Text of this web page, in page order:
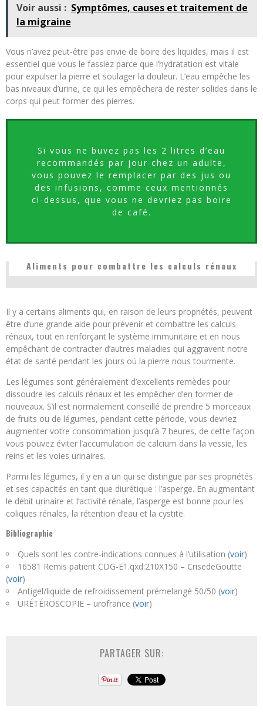
Voir aussi : Symptômes, causes et traitement de
la migraine
Vous n’avez peut-être pas envie de boire des liquides, mais il est
essentiel que vous le fassiez parce que l’hydratation est vitale
pour expulser la pierre et soulager la douleur. L’eau empêche les
bas niveaux d’urine, ce qui les empêchera de rester solides dans le
corps qui peut former des pierres.
Si vous ne buvez pas les 2 litres d’eau
recommandés par jour chez un adulte,
vous pouvez le remplacer par des jus ou
des infusions, comme ceux mentionnés
ci-dessus, que vous ne devriez pas boire
de café.
Aliments pour combattre les calculs rénaux
Il y a certains aliments qui, en raison de leurs propriétés, peuvent
être d’une grande aide pour prévenir et combattre les calculs
rénaux, tout en renforçant le système immunitaire et en nous
empêchant de contracter d’autres maladies qui aggravent notre
état de santé pendant les jours où la pierre nous tourmente.
Les légumes sont généralement d’excellents remèdes pour
dissoudre les calculs rénaux et les empêcher d’en former de
nouveaux. S’il est normalement conseillé de prendre 5 morceaux
de fruits ou de légumes, pendant cette période, vous devriez
augmenter votre consommation jusqu’à 7 heures, de cette façon
vous pouvez éviter l’accumulation de calcium dans la vessie, les
reins et les voies urinaires.
Parmi les légumes, il y en a un qui se distingue par ses propriétés
et ses capacités en tant que diurétique : l’asperge. En augmentant
le débit urinaire et l’activité rénale, l’asperge est bonne pour les
coliques rénales, la rétention d’eau et la cystite.
Bibliographie
Quels sont les contre-indications connues à l’utilisation (voir)
16581 Remis patient CDG-E1.qxd:210X150 – CrisedeGoutte
(voir)
Antigel/liquide de refroidissement prémelangé 50/50 (voir)
URÉTÉROSCOPIE – urofrance (voir)
PARTAGER SUR: